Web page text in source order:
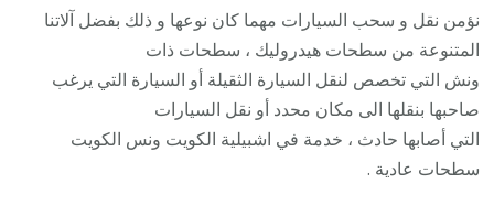
نؤمن نقل و سحب السيارات مهما كان نوعها و ذلك بفضل آلاتنا
المتنوعة من سطحات هيدروليك ، سطحات ذات
ونش التي تخصص لنقل السيارة الثقيلة أو السيارة التي يرغب
صاحبها بنقلها الى مكان محدد أو نقل السيارات
التي أصابها حادث ، خدمة في اشبيلية الكويت ونس الكويت
سطحات عادية .